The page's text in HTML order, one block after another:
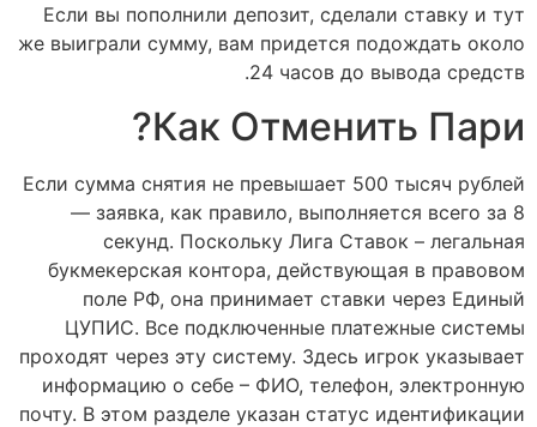
Если вы пополнили депозит, сделали ставку и тут
же выиграли сумму, вам придется подождать около
24 часов до вывода средств.
Как Отменить Пари?
Если сумма снятия не превышает 500 тысяч рублей
— заявка, как правило, выполняется всего за 8
секунд. Поскольку Лига Ставoк – легальная
букмекерская контора, действующая в правовом
поле РФ, она принимает ставки через Единый
ЦУПИС. Все подключенные платежные системы
проходят через эту систему. Здесь игрок указывает
информацию о себе – ФИО, телефон, электронную
почту. В этом разделе указан статус идентификации